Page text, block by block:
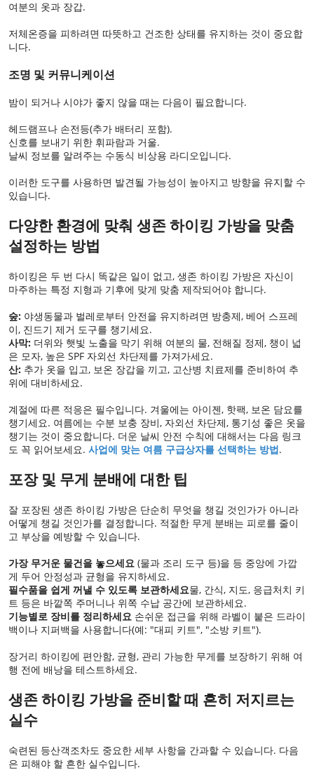
여분의 옷과 장갑.
저체온증을 피하려면 따뜻하고 건조한 상태를 유지하는 것이 중요합
니다.
조명 및 커뮤니케이션
밤이 되거나 시야가 좋지 않을 때는 다음이 필요합니다.
헤드램프나 손전등(추가 배터리 포함).
신호를 보내기 위한 휘파람과 거울.
날씨 정보를 알려주는 수동식 비상용 라디오입니다.
이러한 도구를 사용하면 발견될 가능성이 높아지고 방향을 유지할 수
있습니다.
다양한 환경에 맞춰 생존 하이킹 가방을 맞춤
설정하는 방법
하이킹은 두 번 다시 똑같은 일이 없고, 생존 하이킹 가방은 자신이
마주하는 특정 지형과 기후에 맞게 맞춤 제작되어야 합니다.
숲: 야생동물과 벌레로부터 안전을 유지하려면 방충제, 베어 스프레
이, 진드기 제거 도구를 챙기세요.
사막: 더위와 햇빛 노출을 막기 위해 여분의 물, 전해질 정제, 챙이 넓
은 모자, 높은 SPF 자외선 차단제를 가져가세요.
산: 추가 옷을 입고, 보온 장갑을 끼고, 고산병 치료제를 준비하여 추
위에 대비하세요.
계절에 따른 적응은 필수입니다. 겨울에는 아이젠, 핫팩, 보온 담요를
챙기세요. 여름에는 수분 보충 장비, 자외선 차단제, 통기성 좋은 옷을
챙기는 것이 중요합니다. 더운 날씨 안전 수칙에 대해서는 다음 링크
도 꼭 읽어보세요. 사업에 맞는 여름 구급상자를 선택하는 방법.
포장 및 무게 분배에 대한 팁
잘 포장된 생존 하이킹 가방은 단순히 무엇을 챙길 것인가가 아니라
어떻게 챙길 것인가를 결정합니다. 적절한 무게 분배는 피로를 줄이
고 부상을 예방할 수 있습니다.
가장 무거운 물건을 놓으세요 (물과 조리 도구 등)을 등 중앙에 가깝
게 두어 안정성과 균형을 유지하세요.
필수품을 쉽게 꺼낼 수 있도록 보관하세요물, 간식, 지도, 응급처치 키
트 등은 바깥쪽 주머니나 위쪽 수납 공간에 보관하세요.
기능별로 장비를 정리하세요 손쉬운 접근을 위해 라벨이 붙은 드라이
백이나 지퍼백을 사용합니다(예: "대피 키트", "소방 키트").
장거리 하이킹에 편안함, 균형, 관리 가능한 무게를 보장하기 위해 여
행 전에 배낭을 테스트하세요.
생존 하이킹 가방을 준비할 때 흔히 저지르는
실수
숙련된 등산객조차도 중요한 세부 사항을 간과할 수 있습니다. 다음
은 피해야 할 흔한 실수입니다.